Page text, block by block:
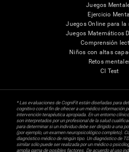
Juegos
Ejercicio Mental
Juegos Online para la
Juegos Matemáticos
Comprensión
Niños con altas
Retos
CI Test
* Las evaluaciones de CogniFit están diseñadas para
cognitivo con el fin de ofrecer a un médico información
intervención terapéutica apropiada. En un entorno
son interpretados por un profesional de la salud
para determinar si un individuo debe ser dirigido a una
(por ejemplo, un examen neuropsicológico completo).
diagnóstico médico de ningún tipo. Un diagnóstico de
similar sólo puede ser realizada por un médico o
amplia gama de posibles factores. De acuerdo al uso